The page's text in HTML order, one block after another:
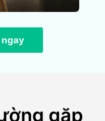
ngay
gặp